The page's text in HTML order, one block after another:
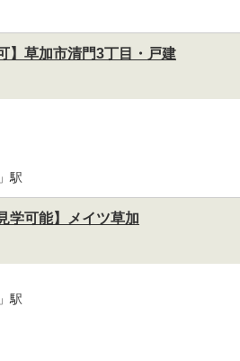
】草加市清門3丁目・戸建
」駅
学可能】メイツ草加
」駅